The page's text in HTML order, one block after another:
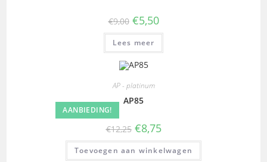
€9,00 €5,50
Lees meer
AANBIEDING!
AP - platinum
AP85
€12,25 €8,75
Toevoegen aan winkelwagen